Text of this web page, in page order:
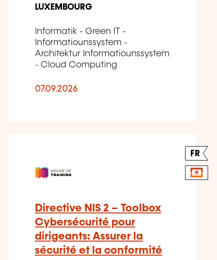
LUXEMBOURG
Informatik - Green IT -
Informatiounssystem -
Architektur Informatiounssystem
- Cloud Computing
07.09.2026
FR
Directive NIS 2 – Toolbox
Cybersécurité pour
dirigeants: Assurer la
sécurité et la conformité